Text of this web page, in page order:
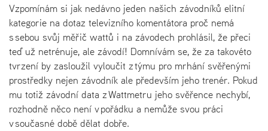
Vzpomínám si jak nedávno jeden našich závodníků elitní
kategorie na dotaz televizního komentátora proč nemá
s sebou svůj měřič wattů i na závodech prohlásil, že přeci
teď už netrénuje, ale závodí! Domnívám se, že za takovéto
tvrzení by zasloužil vyloučit z týmu pro mrhání svěřenými
prostředky nejen závodník ale především jeho trenér. Pokud
mu totiž závodní data z Wattmetru jeho svěřence nechybí,
rozhodně něco není v pořádku a nemůže svou práci
v současné době dělat dobře.